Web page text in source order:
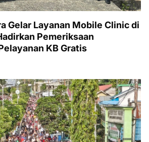
Gelar Layanan Mobile Clinic di
Pemeriksaan
KB Gratis